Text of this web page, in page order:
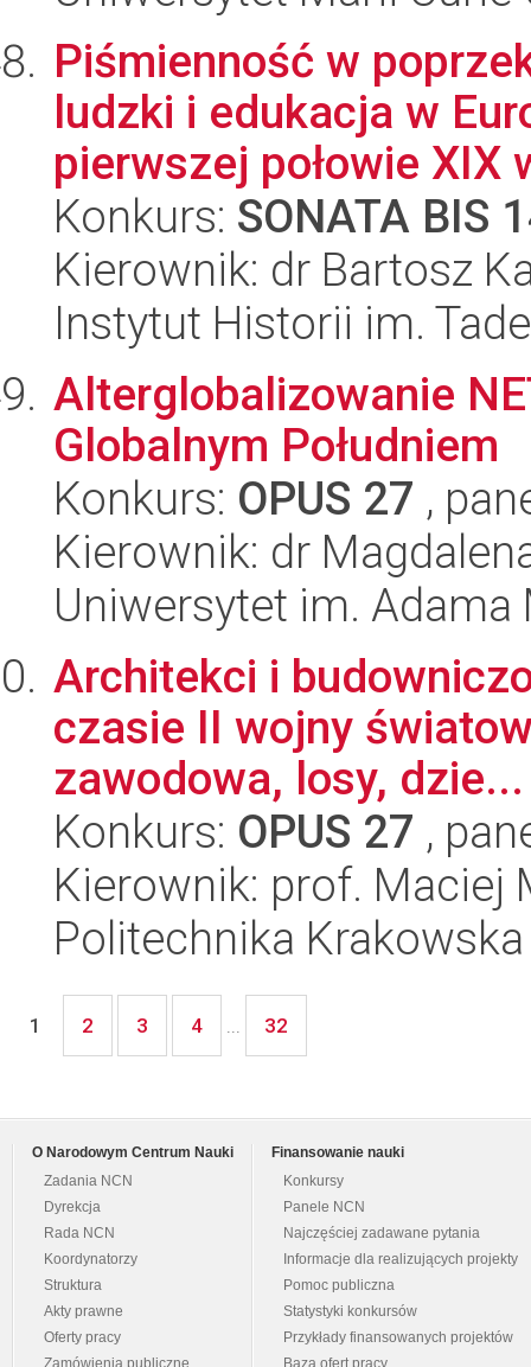
Piśmienność w
ludzki i edukacja w
pierwszej połowie XIX
Konkurs: SONATA BIS
Kierownik: dr Bartosz
Instytut Historii im.
Alterglobalizowanie
Globalnym Południem
Konkurs: OPUS 27 ,
Kierownik: dr
Uniwersytet im.
Architekci i
czasie II wojny
zawodowa, losy, dzie...
Konkurs: OPUS 27 ,
Kierownik: prof. Maciej
Politechnika
1 2 3 4 ... 32
O Narodowym Centrum Nauki
Zadania NCN
Dyrekcja
Rada NCN
Koordynatorzy
Struktura
Akty prawne
Oferty pracy
Zamówienia publiczne
Finansowanie nauki
Konkursy
Panele NCN
Najczęściej zadawane pytania
Informacje dla realizujących projekty
Pomoc publiczna
Statystyki konkursów
Przykłady finansowanych projektów
Baza ofert pracy